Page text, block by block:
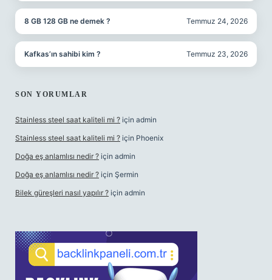
8 GB 128 GB ne demek ? Temmuz 24, 2026
Kafkas’ın sahibi kim ? Temmuz 23, 2026
SON YORUMLAR
Stainless steel saat kaliteli mi ? için admin
Stainless steel saat kaliteli mi ? için Phoenix
Doğa eş anlamlısı nedir ? için admin
Doğa eş anlamlısı nedir ? için Şermin
Bilek güreşleri nasıl yapılır ? için admin